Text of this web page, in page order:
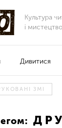
Культура
і
Дивитися
ЗМІ